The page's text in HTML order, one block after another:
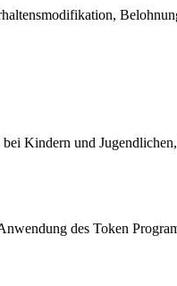
Kindern und
des Token